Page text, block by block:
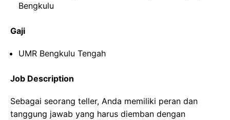
Bengkulu
Gaji
UMR Bengkulu Tengah
Job Description
Sebagai seorang teller, Anda memiliki peran dan
tanggung jawab yang harus diemban dengan